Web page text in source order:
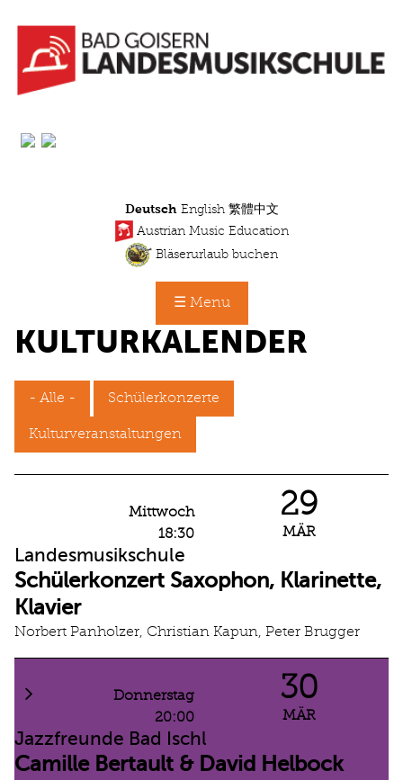
Inhalt
Deutsch English 繁體中文
Austrian Music Education
Bläserurlaub buchen
☰ Menu
KULTURKALENDER
- Alle - Schülerkonzerte
Kulturveranstaltungen
Mittwoch
18:30
29
MÄR
Landesmusikschule
Schülerkonzert Saxophon, Klarinette,
Klavier
Norbert Panholzer, Christian Kapun, Peter Brugger
Donnerstag
20:00
30
MÄR
Jazzfreunde Bad Ischl
Camille Bertault & David Helbock